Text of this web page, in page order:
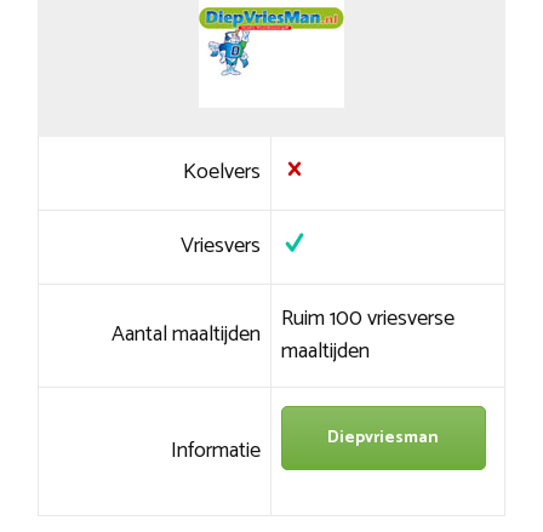
Koelvers
Vriesvers
Aantal maaltijden Ruim 100 vriesverse
maaltijden
Informatie Diepvriesman